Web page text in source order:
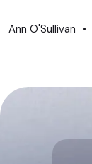
Ann O'Sullivan